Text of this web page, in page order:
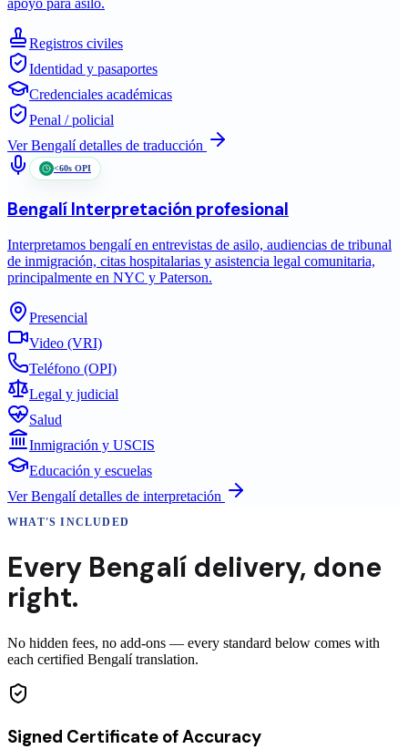
Registros civiles
Identidad y pasaportes
Credenciales académicas
Penal / policial
VerBengalídetalles de traducción
<60s OPI
Bengalí Interpretación profesional
Interpretamos bengalí en entrevistas de asilo, audiencias de tribunal
de inmigración, citas hospitalarias y asistencia legal comunitaria,
principalmente en NYC y Paterson.
Presencial
Video (VRI)
Teléfono (OPI)
Legal y judicial
Salud
Inmigración y USCIS
Educación y escuelas
VerBengalídetalles de interpretación
WHAT'S INCLUDED
Every Bengalí delivery, done
right.
No hidden fees, no add-ons — every standard below comes with
each certified Bengalí translation.
Signed Certificate of Accuracy